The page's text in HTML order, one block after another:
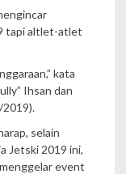
tapi altlet-atlet
kata
Ihsan dan
2019).
selain
Jetski 2019 ini,
event